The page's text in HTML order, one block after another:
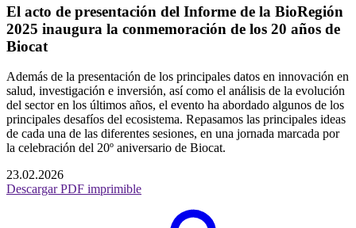
El acto de presentación del Informe de la BioRegión
2025 inaugura la conmemoración de los 20 años de
Biocat
Además de la presentación de los principales datos en innovación en
salud, investigación e inversión, así como el análisis de la evolución
del sector en los últimos años, el evento ha abordado algunos de los
principales desafíos del ecosistema. Repasamos las principales ideas
de cada una de las diferentes sesiones, en una jornada marcada por
la celebración del 20º aniversario de Biocat.
23.02.2026
Descargar PDF imprimible